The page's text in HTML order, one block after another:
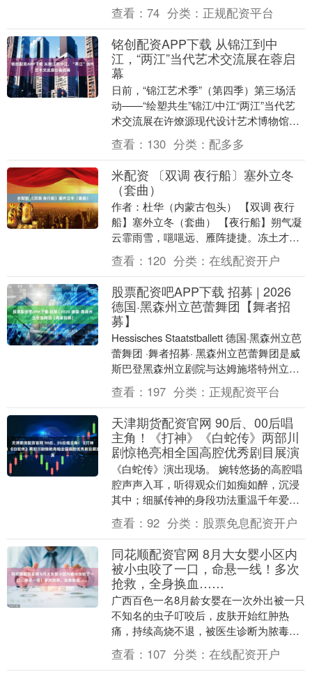
池生产的标准化、精细化要求日益提升。
自动点焊机作为圆....
查看： 74 分类： 正规配资平台
铭创配资APP下载 从锦江到中
江，“两江”当代艺术交流展在蓉启
幕
日前，“锦江艺术季”（第四季）第三场活
动——“绘塑共生”锦江/中江“两江”当代艺
术交流展在许燎源现代设计艺术博物馆启
幕，为成都观众带来一场兼具地域特色与
创新表达....
查看： 130 分类： 配多多
米配资 〔双调 夜行船〕塞外立冬
（套曲）
作者：杜华（内蒙古包头） 【双调 夜行
船】塞外立冬（套曲） 【夜行船】朔气凝
云霏雨雪，嗈嗈远、雁阵捷捷。冻土才
封，寒潮初冽，霎时间、塞原妆卸。 【乔
木查】（记得....
查看： 120 分类： 在线配资开户
股票配资吧APP下载 招募 | 2026
德国·黑森州立芭蕾舞团【舞者招
募】
Hessisches Staatstballett 德国·黑森州立芭
蕾舞团 ·舞者招募· 黑森州立芭蕾舞团是威
斯巴登黑森州立剧院与达姆施塔特州立剧
院的联合舞蹈团....
查看： 197 分类： 正规配资平台
天津期货配资官网 90后、00后唱
主角！《打神》《白蛇传》两部川
剧惊艳亮相全国高腔优秀剧目展演
《白蛇传》演出现场。 婉转悠扬的高腔唱
腔声声入耳，听得观众们如痴如醉，沉浸
其中；细腻传神的身段功法重温千年爱
恋，更是令人叹息不已……11月13日、14
日，由文化....
查看： 92 分类： 股票免息配资开户
同花顺配资官网 8月大女婴小区内
被小虫咬了一口，命悬一线！多次
抢救，全身换血……
广西百色一名8月龄女婴在一次外出被一只
不知名的虫子叮咬后，皮肤开始红肿热
痛，持续高烧不退，被医生诊断为脓毒血
症、多器官衰竭，命悬一线。 9月11日，
记者从婴儿就....
查看： 107 分类： 在线配资开户